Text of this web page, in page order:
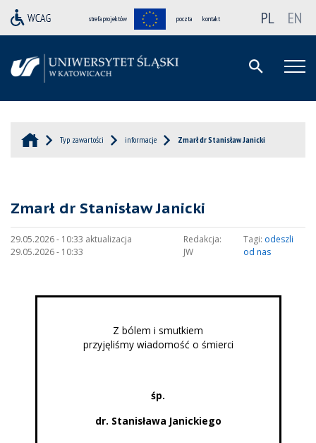
strefa projektów poczta kontakt PL EN
Typ zawartości informacje Zmarł dr Stanisław Janicki
Zmarł dr Stanisław Janicki
29.05.2026 - 10:33 aktualizacja
29.05.2026 - 10:33
Redakcja:
JW
Tagi: odeszli
od nas
Z bólem i smutkiem
przyjęliśmy wiadomość o śmierci
śp.
dr. Stanisława Janickiego